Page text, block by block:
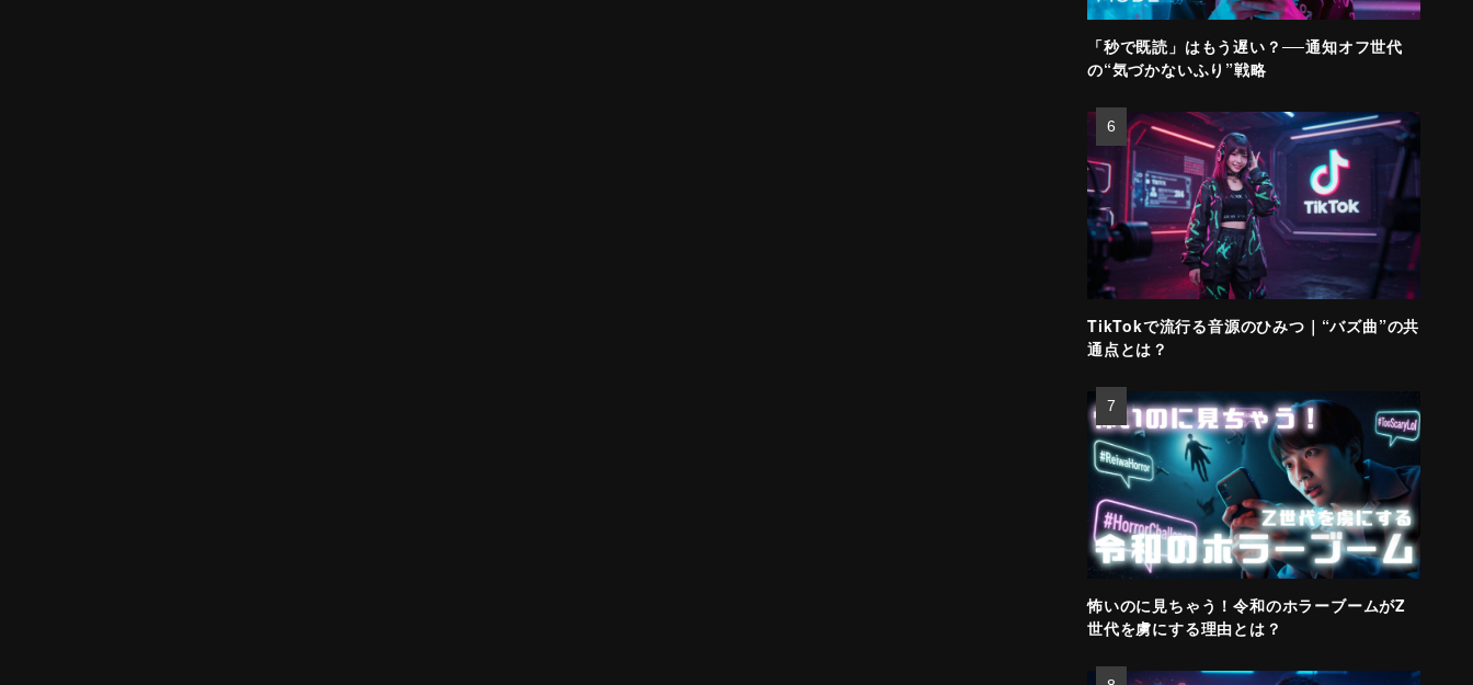
「秒で既読」はもう遅い？──通知オフ世代
の“気づかないふり”戦略
TikTokで流行る音源のひみつ｜“バズ曲”の共
通点とは？
怖いのに見ちゃう！令和のホラーブームがZ
世代を虜にする理由とは？